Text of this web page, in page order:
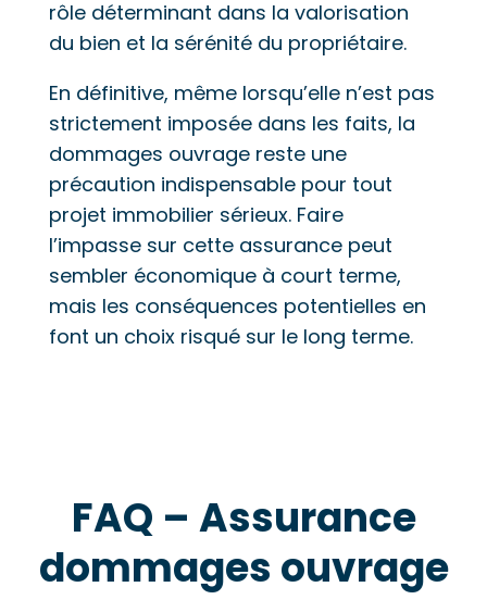
rôle déterminant dans la valorisation
du bien et la sérénité du propriétaire.
En définitive, même lorsqu’elle n’est pas
strictement imposée dans les faits, la
dommages ouvrage reste une
précaution indispensable pour tout
projet immobilier sérieux. Faire
l’impasse sur cette assurance peut
sembler économique à court terme,
mais les conséquences potentielles en
font un choix risqué sur le long terme.
FAQ – Assurance
dommages ouvrage